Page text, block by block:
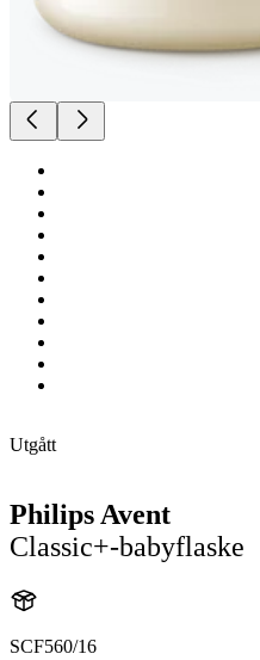
Utgått
Philips Avent
Classic+-babyflaske
SCF560/16